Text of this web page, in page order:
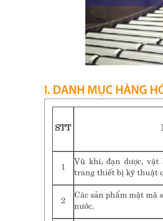
I. DANH MỤC HÀNG
STT
1
Vũ khí, đạn dược, vật
trang thiết bị kỹ thuật
2
Các sản phẩm mật mã
nước.